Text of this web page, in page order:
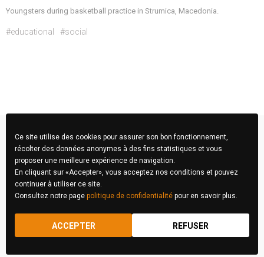
Youngsters during basketball practice in Strumica, Macedonia.
#educational #social
FIBA Concours Photo © 2026 Tous droits réservés
Ce site utilise des cookies pour assurer son bon fonctionnement,
récolter des données anonymes à des fins statistiques et vous
proposer une meilleure expérience de navigation.
En cliquant sur «Accepter», vous acceptez nos conditions et pouvez
continuer à utiliser ce site.
Consultez notre page politique de confidentialité pour en savoir plus.
ACCEPTER REFUSER